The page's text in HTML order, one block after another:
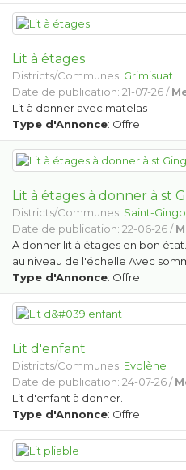
Lit à étages
Districts/Communes: Grimisuat
Date de publication: 21-07-26 /
Lit à donner avec matelas
Type d'Annonce: Offre
Lit à étages à donner à st
Districts/Communes: Saint-
Date de publication: 22-06-26 /
A donner lit à étages en bon
au niveau de l'échelle Avec
Type d'Annonce: Offre
Lit d'enfant
Districts/Communes: Evolène
Date de publication: 24-07-26 /
Lit d'enfant à donner.
Type d'Annonce: Offre